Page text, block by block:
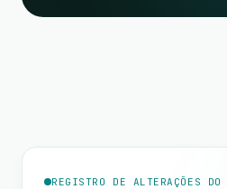
REGISTRO DE ALTERAÇÕES DO